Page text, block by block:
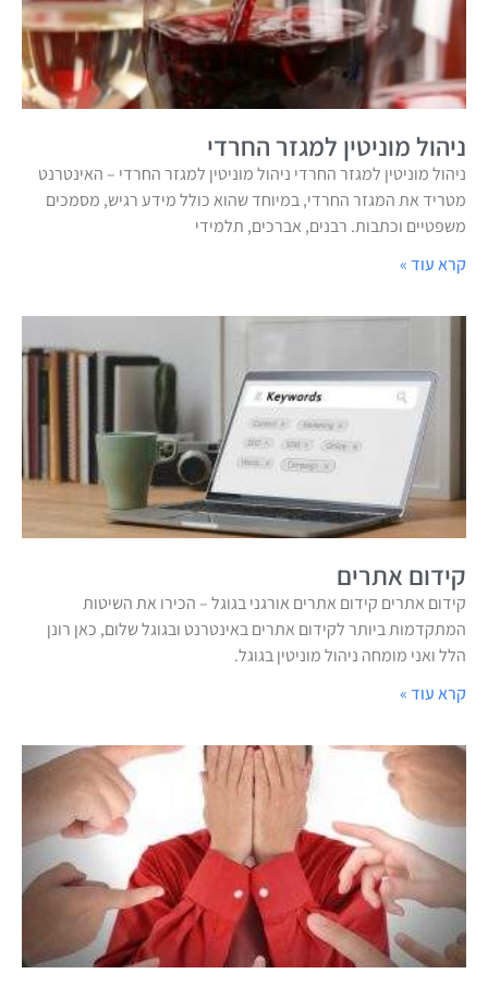
ניהול מוניטין למגזר החרדי
ניהול מוניטין למגזר החרדי ניהול מוניטין למגזר החרדי – האינטרנט
מטריד את המגזר החרדי, במיוחד שהוא כולל מידע רגיש, מסמכים
משפטיים וכתבות. רבנים, אברכים, תלמידי
קרא עוד »
קידום אתרים
קידום אתרים קידום אתרים אורגני בגוגל – הכירו את השיטות
המתקדמות ביותר לקידום אתרים באינטרנט ובגוגל שלום, כאן רונן
הלל ואני מומחה ניהול מוניטין בגוגל.
קרא עוד »